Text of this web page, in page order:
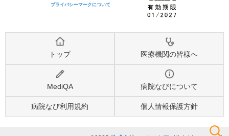
プライバシーマークについて
トップ 医療機関の皆様へ
MediQA 病院なびについて
病院なび利用規約 個人情報保護方針